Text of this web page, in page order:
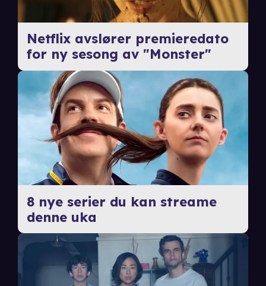
Netflix avslører premieredato
for ny sesong av "Monster"
8 nye serier du kan streame
denne uka